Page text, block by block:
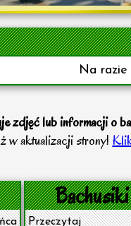
Na razie
zdjęć lub informacji o
w aktualizacji strony!
Bachusiki